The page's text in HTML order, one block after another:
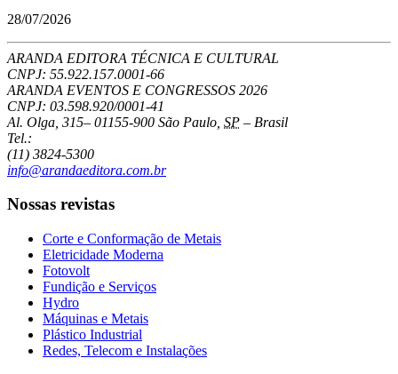
28/07/2026
ARANDA EDITORA TÉCNICA E CULTURAL
CNPJ: 55.922.157.0001-66
ARANDA EVENTOS E CONGRESSOS 2026
CNPJ: 03.598.920/0001-41
Al. Olga, 315– 01155-900 São Paulo SP – Brasil
Tel.:
(11) 3824-5300
info@arandaeditora.com.br
Nossas revistas
Corte e Conformação de Metais
Eletricidade Moderna
Fotovolt
Fundição e Serviços
Hydro
Máquinas e Metais
Plástico Industrial
Redes, Telecom e Instalações